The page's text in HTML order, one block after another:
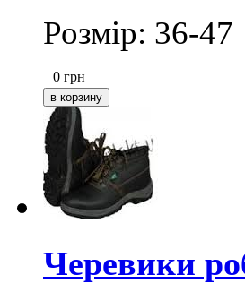
Розмір: 36-47
0 грн
Черевики